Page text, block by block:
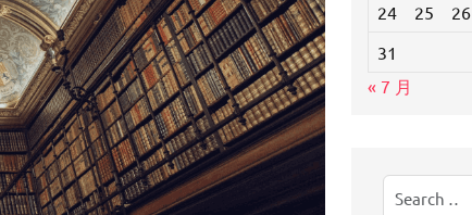
24
25 26
31
« 7 月